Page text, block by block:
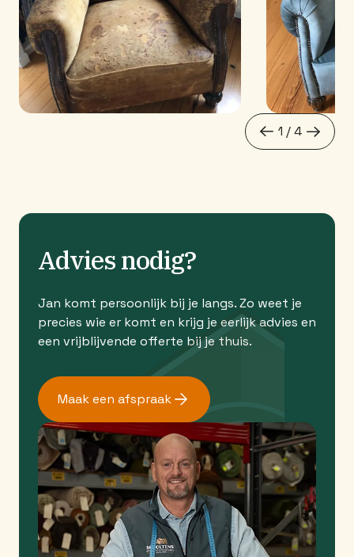
prev1 / 4next
Advies nodig?
Jan komt persoonlijk bij je langs. Zo weet je
precies wie er komt en krijg je eerlijk advies en
een vrijblijvende offerte bij je thuis.
Maak een afspraak